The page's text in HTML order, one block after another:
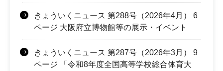
きょういくニュース 第288号（2026年4月） 6
ページ 大阪府立博物館等の展示・イベント
きょういくニュース 第287号（2026年3月） 9
ページ 「令和8年度全国高等学校総合体育大